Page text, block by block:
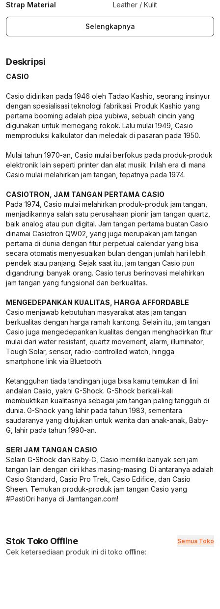
Strap Material Leather / Kulit
Selengkapnya
Deskripsi
CASIO
Casio didirikan pada 1946 oleh Tadao Kashio, seorang insinyur
dengan spesialisasi teknologi fabrikasi. Produk Kashio yang
pertama booming adalah pipa yubiwa, sebuah cincin yang
digunakan untuk memegang rokok. Lalu mulai 1949, Casio
memproduksi kalkulator dan meledak di pasaran pada 1950.
Mulai tahun 1970-an, Casio mulai berfokus pada produk-produk
elektronik lain seperti printer dan alat musik. Inilah era di mana
Casio mulai melahirkan jam tangan, tepatnya pada 1974.
CASIOTRON, JAM TANGAN PERTAMA CASIO
Pada 1974, Casio mulai melahirkan produk-produk jam tangan,
menjadikannya salah satu perusahaan pionir jam tangan quartz,
baik analog atau pun digital. Jam tangan pertama buatan Casio
dinamai Casiotron QW02, yang juga merupakan jam tangan
pertama di dunia dengan fitur perpetual calendar yang bisa
secara otomatis menyesuaikan bulan dengan jumlah hari lebih
pendek atau panjang. Sejak saat itu, jam tangan Casio pun
digandrungi banyak orang. Casio terus berinovasi melahirkan
jam tangan yang fungsional dan berkualitas.
MENGEDEPANKAN KUALITAS, HARGA AFFORDABLE
Casio menjawab kebutuhan masyarakat atas jam tangan
berkualitas dengan harga ramah kantong. Selain itu, jam tangan
Casio juga mengedepankan kualitas dengan menghadirkan fitur
mulai dari water resistant, quartz movement, alarm, illuminator,
Tough Solar, sensor, radio-controlled watch, hingga
smartphone link via Bluetooth.
Ketangguhan tiada tandingan juga bisa kamu temukan di lini
andalan Casio, yakni G-Shock. G-Shock berkali-kali
membuktikan kualitasnya sebagai jam tangan paling tangguh di
dunia. G-Shock yang lahir pada tahun 1983, sementara
saudaranya yang ditujukan untuk wanita dan anak-anak, Baby-
G, lahir pada tahun 1990-an.
SERI JAM TANGAN CASIO
Selain G-Shock dan Baby-G, Casio memiliki banyak seri jam
tangan lain dengan ciri khas masing-masing. Di antaranya adalah
Casio Standard, Casio Pro Trek, Casio Edifice, dan Casio
Sheen. Temukan produk-produk jam tangan Casio yang
#PastiOri hanya di Jamtangan.com!
Stok Toko Offline Semua Toko
Cek ketersediaan produk ini di toko offline: